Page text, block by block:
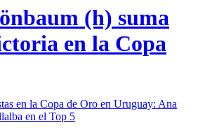
(h) suma
en la Copa